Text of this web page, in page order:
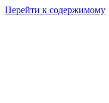
Перейти к содержимому